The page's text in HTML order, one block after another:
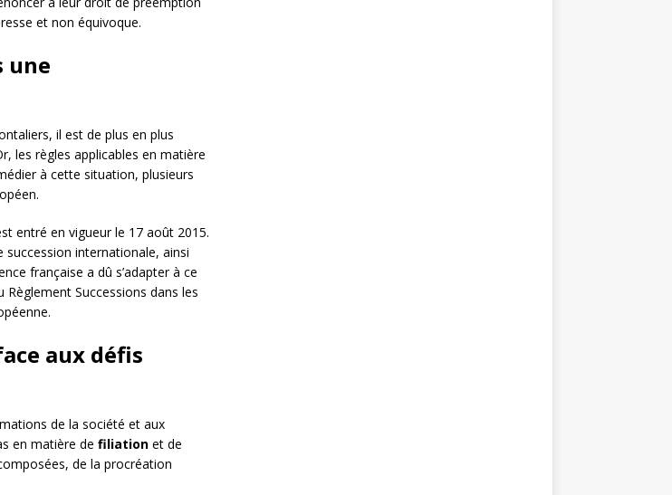
et non équivoque.
une
il est de plus en plus
les règles applicables en matière
à cette situation, plusieurs
entré en vigueur le 17 août 2015.
internationale, ainsi
française a dû s’adapter à ce
Successions dans les
aux défis
de la société et aux
en matière de filiation et de
de la procréation